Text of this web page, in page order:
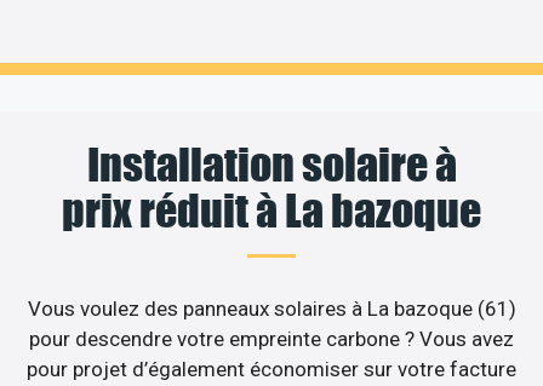
Installation solaire à
prix réduit à La bazoque
Vous voulez des panneaux solaires à La bazoque (61)
pour descendre votre empreinte carbone ? Vous avez
pour projet d’également économiser sur votre facture